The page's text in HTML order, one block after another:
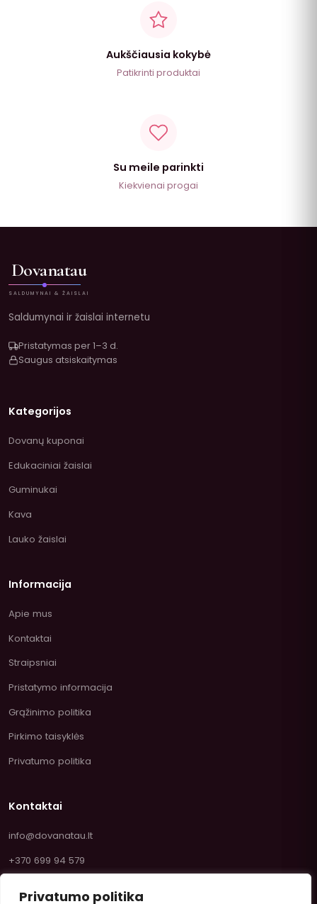
Privatumo politika
Aukščiausia kokybė
Patikrinti produktai
Su meile parinkti
Kiekvienai progai
Dovanatau
SALDUMYNAI & ŽAISLAI
Saldumynai ir žaislai internetu
Pristatymas per 1–3 d.
Saugus atsiskaitymas
Kategorijos
Dovanų kuponai
Edukaciniai žaislai
Guminukai
Kava
Lauko žaislai
Informacija
Apie mus
Kontaktai
Straipsniai
Pristatymo informacija
Grąžinimo politika
Pirkimo taisyklės
Privatumo politika
Kontaktai
info@dovanatau.lt
+370 699 94 579